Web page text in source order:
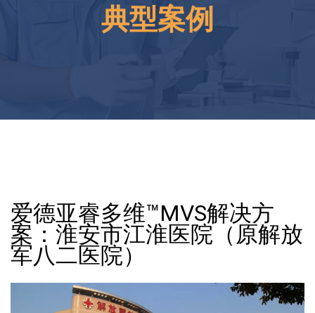
典型案例
爱德亚睿多维™MVS解决方
案：淮安市江淮医院（原解放
军八二医院）